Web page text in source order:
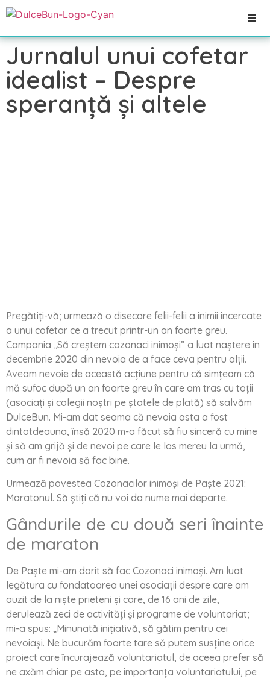
Jurnalul unui cofetar
idealist – Despre
speranță și altele
Pregătiți-vă; urmează o disecare felii-felii a inimii încercate
a unui cofetar ce a trecut printr-un an foarte greu.
Campania „Să creștem cozonaci inimoși” a luat naștere în
decembrie 2020 din nevoia de a face ceva pentru alții.
Aveam nevoie de această acțiune pentru că simțeam că
mă sufoc după un an foarte greu în care am tras cu toții
(asociați și colegii noștri pe ștatele de plată) să salvăm
DulceBun. Mi-am dat seama că nevoia asta a fost
dintotdeauna, însă 2020 m-a făcut să fiu sinceră cu mine
și să am grijă și de nevoi pe care le las mereu la urmă,
cum ar fi nevoia să fac bine.
Urmează povestea Cozonacilor inimoși de Paște 2021:
Maratonul. Să știți că nu voi da nume mai departe.
Gândurile de cu două seri înainte
de maraton
De Paște mi-am dorit să fac Cozonaci inimoși. Am luat
legătura cu fondatoarea unei asociații despre care am
auzit de la niște prieteni și care, de 16 ani de zile,
derulează zeci de activități și programe de voluntariat;
mi-a spus: „Minunată inițiativă, să gătim pentru cei
nevoiași. Ne bucurăm foarte tare să putem susține orice
proiect care încurajează voluntariatul, de aceea prefer să
ne axăm chiar pe asta, pe importanța voluntariatului, pe